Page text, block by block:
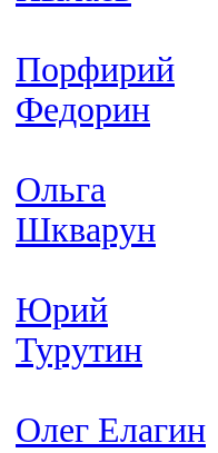
Порфирий
Федорин
Ольга
Шкварун
Юрий
Турутин
Олег Елагин